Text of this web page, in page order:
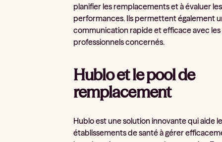
planifier les remplacements et à évaluer les
performances. Ils permettent également
communication rapide et efficace avec les
professionnels concernés.
Hublo et le pool de
remplacement
Hublo est une solution innovante qui aide
établissements de santé à gérer